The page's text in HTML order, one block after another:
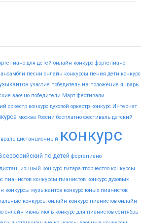
для детей онлайн конкурс фортепиано
ансамбли песни онлайн конкурсы пения дети конкурс
участие победитель на положение январь
заочно победители Март фестивали
оркестр конкурс духовой оркестр конкурс Интернет
москва России бесплатно фестиваль детский
дистанционный конкурс
Всероссийский по детей фортепиано
дистанционный конкурс гитара творчество конкурсы
пианистов конкурсы пианистов конкурс духовых
конкурсы музыкантов конкурс юных пианистов
конкурсы онлайн конкурс пианистов онлайн
онлайн июнь июль конкурс для пианистов сентябрь